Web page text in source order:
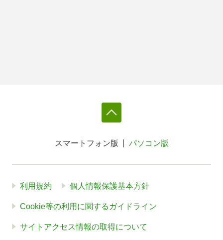
スマートフォン版 パソコン版
利用規約 個人情報保護基本方針
Cookie等の利用に関するガイドライン
サイトアクセス情報の取得について